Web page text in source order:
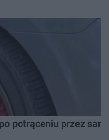
potrąceniu przez